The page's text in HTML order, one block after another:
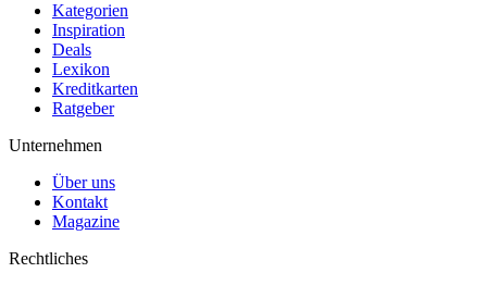
Kategorien
Inspiration
Deals
Lexikon
Kreditkarten
Ratgeber
Unternehmen
Über uns
Kontakt
Magazine
Rechtliches